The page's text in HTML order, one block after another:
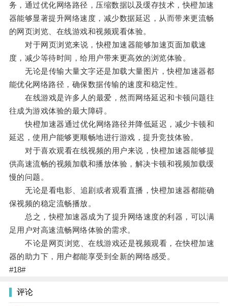
务，通过优化网络路径，压缩数据以及缓存技术，快橙加速
器能够显著提升网络速度，减少数据延迟，从而带来更流畅
的网页浏览、在线游戏和视频观看体验。
对于网页浏览来说，快橙加速器能够加速页面加载速
度，减少等待时间，给用户带来更高效的浏览体验。
无论是传输大量文字还是加载大量图片，快橙加速器都
能优化网络路径，确保数据传输的速度和稳定性。
在线游戏是许多人的最爱，然而网络延迟和卡顿问题往
往成为游戏体验的最大障碍。
快橙加速器通过优化网络路径并降低延迟，减少卡顿和
延迟，使用户能够更顺畅地进行游戏，提升竞技体验。
对于喜欢观看在线视频的用户来说，快橙加速器能够提
供高速流畅的视频加载和播放体验，解决卡顿和视频加载缓
慢的问题。
无论是看电影、追剧或者观看直播，快橙加速器都能确
保视频的稳定流畅播放。
总之，快橙加速器成为了提升网络速度的利器，可以满
足用户对高速流畅网络体验的需求。
不论是网页浏览、在线游戏还是视频观看，在快橙加速
器的助力下，用户都能享受到全新的网络感受。
#18#
评论